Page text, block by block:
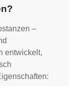
–
entwickelt,